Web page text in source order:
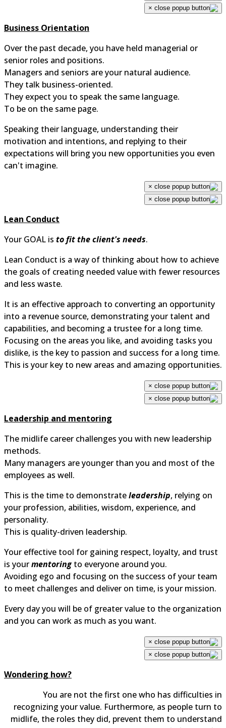
×
Business Orientation
Over the past decade, you have held managerial or
senior roles and positions.
Managers and seniors are your natural audience.
They talk business-oriented.
They expect you to speak the same language.
To be on the same page.
Speaking their language, understanding their
motivation and intentions, and replying to their
expectations will bring you new opportunities you even
can't imagine.
×
×
Lean Conduct
Your GOAL isto fit the client's needs
Lean Conduct is a way of thinking about how to
the goals of creating needed value with fewer
and less waste.
It is an effective approach to converting an opportunity
into a revenue source, demonstrating your talent and
capabilities, and becoming a trustee for a long time.
Focusing on the areas you like, and avoiding tasks you
dislike, is the key to passion and success for a long
This is your key to new areas and amazing
×
×
Leadership and mentoring
The midlife career challenges you with new leadership
methods.
Many managers are younger than you and most of the
employees as well.
This is the time to demonstrateleadership, relying on
your profession, abilities, wisdom, experience, and
personality.
This is quality-driven leadership.
Your effective tool for gaining respect, loyalty, and
is yourmentoringto everyone around you.
Avoiding ego and focusing on the success of your team
to meet challenges and deliver on time, is your mission.
Every day you will be of greater value to the
and you can work as much as you want.
×
×
Wondering how?
You are not the first one who has difficulties
recognizing your value. Furthermore, as people turn
midlife, the roles they did, prevent them to